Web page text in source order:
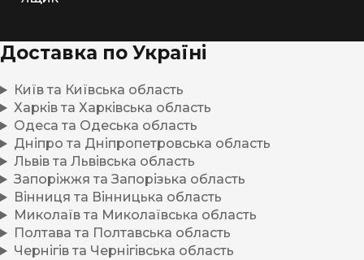
Доставка по Україні
Київ та Київська область
Харків та Харківська область
Одеса та Одеська область
Дніпро та Дніпропетровська область
Львів та Львівська область
Запоріжжя та Запорізька область
Вінниця та Вінницька область
Миколаїв та Миколаївська область
Полтава та Полтавська область
Чернігів та Чернігівська область